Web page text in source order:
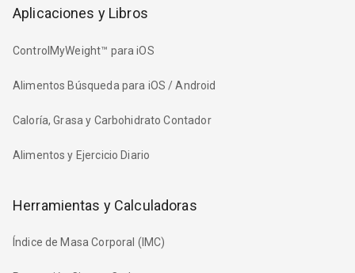
Aplicaciones y Libros
ControlMyWeight™ para iOS
Alimentos Búsqueda para iOS / Android
Caloría, Grasa y Carbohidrato Contador
Alimentos y Ejercicio Diario
Herramientas y Calculadoras
Índice de Masa Corporal (IMC)